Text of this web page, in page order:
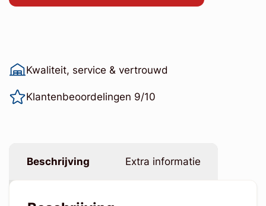
Kwaliteit, service & vertrouwd
Klantenbeoordelingen 9/10
Beschrijving Extra informatie